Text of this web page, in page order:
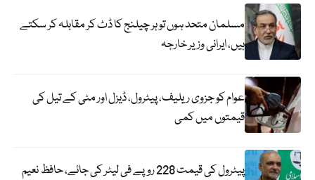
مسلمان متحد ہوں تو ہر چیلنج کا ڈٹ کر مقابلہ کر سکتے
ہیں، ایرانی وزیر خارجہ
عوام کو جزوی ریلیف، پیٹرول، ڈیزل اور مٹی کے تیل کی
قیمتوں میں کمی
پیٹرول کی قیمت 228 روپے فی لیٹر کی جائے، حافظ نعیم